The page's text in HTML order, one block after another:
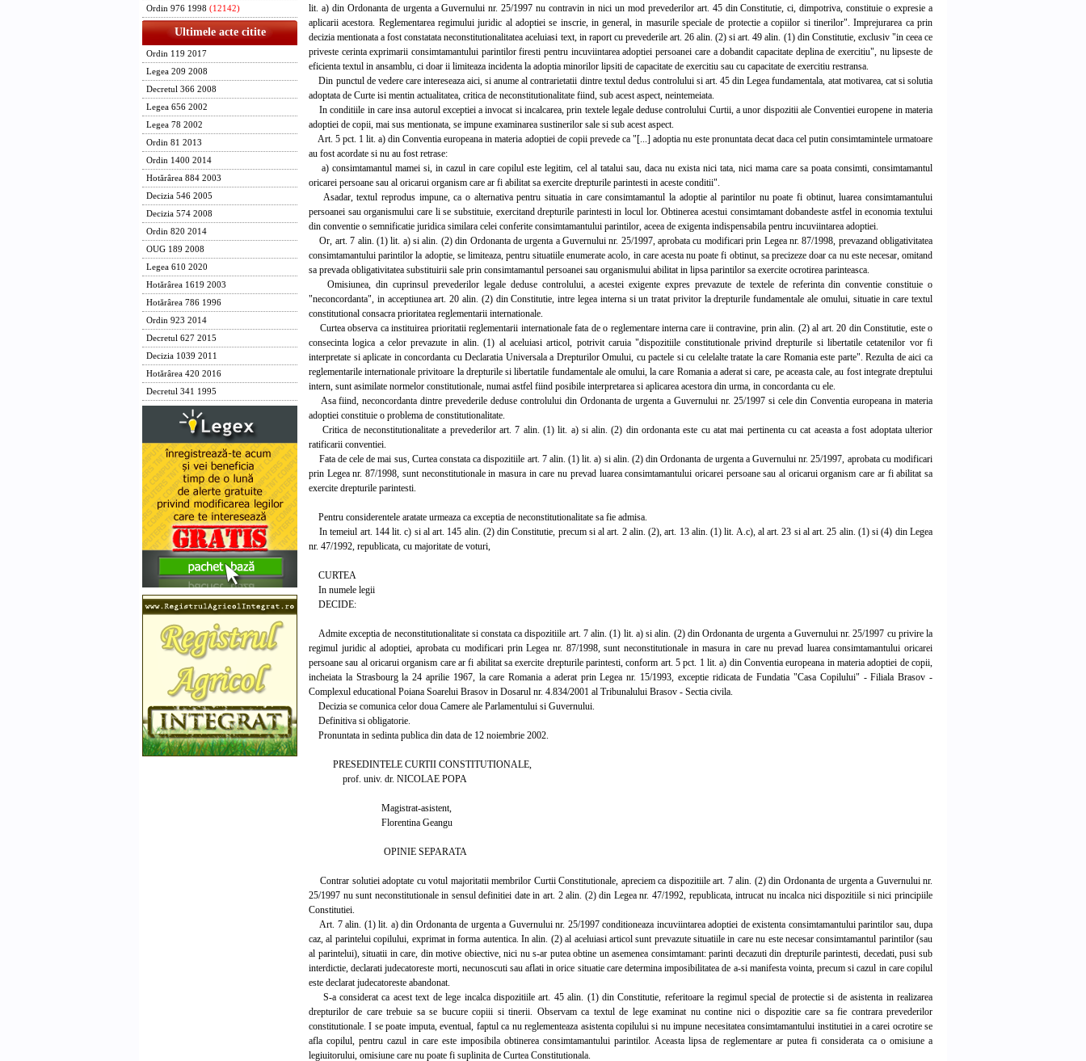
Ordin 976 1998 (12142)
Ultimele acte citite
Ordin 119 2017
Legea 209 2008
Decretul 366 2008
Legea 656 2002
Legea 78 2002
Ordin 81 2013
Ordin 1400 2014
Hotărârea 884 2003
Decizia 546 2005
Decizia 574 2008
Ordin 820 2014
OUG 189 2008
Legea 610 2020
Hotărârea 1619 2003
Hotărârea 786 1996
Ordin 923 2014
Decretul 627 2015
Decizia 1039 2011
Hotărârea 420 2016
Decretul 341 1995
lit. a) din Ordonanta de urgenta a Guvernului nr. 25/1997 nu contravin in nici un mod prevederilor art. 45 din Constitutie, ci, dimpotriva, constituie o expresie a
aplicarii acestora. Reglementarea regimului juridic al adoptiei se inscrie, in general, in masurile speciale de protectie a copiilor si tinerilor". Imprejurarea ca prin
decizia mentionata a fost constatata neconstitutionalitatea aceluiasi text, in raport cu prevederile art. 26 alin. (2) si art. 49 alin. (1) din Constitutie, exclusiv "in ceea ce
priveste cerinta exprimarii consimtamantului parintilor firesti pentru incuviintarea adoptiei persoanei care a dobandit capacitate deplina de exercitiu", nu lipseste de
eficienta textul in ansamblu, ci doar ii limiteaza incidenta la adoptia minorilor lipsiti de capacitate de exercitiu sau cu capacitate de exercitiu restransa.
Din punctul de vedere care intereseaza aici, si anume al contrarietatii dintre textul dedus controlului si art. 45 din Legea fundamentala, atat motivarea, cat si solutia
adoptata de Curte isi mentin actualitatea, critica de neconstitutionalitate fiind, sub acest aspect, neintemeiata.
In conditiile in care insa autorul exceptiei a invocat si incalcarea, prin textele legale deduse controlului Curtii, a unor dispozitii ale Conventiei europene in materia
adoptiei de copii, mai sus mentionata, se impune examinarea sustinerilor sale si sub acest aspect.
Art. 5 pct. 1 lit. a) din Conventia europeana in materia adoptiei de copii prevede ca "[...] adoptia nu este pronuntata decat daca cel putin consimtamintele urmatoare
au fost acordate si nu au fost retrase:
a) consimtamantul mamei si, in cazul in care copilul este legitim, cel al tatalui sau, daca nu exista nici tata, nici mama care sa poata consimti, consimtamantul
oricarei persoane sau al oricarui organism care ar fi abilitat sa exercite drepturile parintesti in aceste conditii".
Asadar, textul reprodus impune, ca o alternativa pentru situatia in care consimtamantul la adoptie al parintilor nu poate fi obtinut, luarea consimtamantului
persoanei sau organismului care li se substituie, exercitand drepturile parintesti in locul lor. Obtinerea acestui consimtamant dobandeste astfel in economia textului
din conventie o semnificatie juridica similara celei conferite consimtamantului parintilor, aceea de exigenta indispensabila pentru incuviintarea adoptiei.
Or, art. 7 alin. (1) lit. a) si alin. (2) din Ordonanta de urgenta a Guvernului nr. 25/1997, aprobata cu modificari prin Legea nr. 87/1998, prevazand obligativitatea
consimtamantului parintilor la adoptie, se limiteaza, pentru situatiile enumerate acolo, in care acesta nu poate fi obtinut, sa precizeze doar ca nu este necesar, omitand
sa prevada obligativitatea substituirii sale prin consimtamantul persoanei sau organismului abilitat in lipsa parintilor sa exercite ocrotirea parinteasca.
Omisiunea, din cuprinsul prevederilor legale deduse controlului, a acestei exigente expres prevazute de textele de referinta din conventie constituie o
"neconcordanta", in acceptiunea art. 20 alin. (2) din Constitutie, intre legea interna si un tratat privitor la drepturile fundamentale ale omului, situatie in care textul
constitutional consacra prioritatea reglementarii internationale.
Curtea observa ca instituirea prioritatii reglementarii internationale fata de o reglementare interna care ii contravine, prin alin. (2) al art. 20 din Constitutie, este o
consecinta logica a celor prevazute in alin. (1) al aceluiasi articol, potrivit caruia "dispozitiile constitutionale privind drepturile si libertatile cetatenilor vor fi
interpretate si aplicate in concordanta cu Declaratia Universala a Drepturilor Omului, cu pactele si cu celelalte tratate la care Romania este parte". Rezulta de aici ca
reglementarile internationale privitoare la drepturile si libertatile fundamentale ale omului, la care Romania a aderat si care, pe aceasta cale, au fost integrate dreptului
intern, sunt asimilate normelor constitutionale, numai astfel fiind posibile interpretarea si aplicarea acestora din urma, in concordanta cu ele.
Asa fiind, neconcordanta dintre prevederile deduse controlului din Ordonanta de urgenta a Guvernului nr. 25/1997 si cele din Conventia europeana in materia
adoptiei constituie o problema de constitutionalitate.
Critica de neconstitutionalitate a prevederilor art. 7 alin. (1) lit. a) si alin. (2) din ordonanta este cu atat mai pertinenta cu cat aceasta a fost adoptata ulterior
ratificarii conventiei.
Fata de cele de mai sus, Curtea constata ca dispozitiile art. 7 alin. (1) lit. a) si alin. (2) din Ordonanta de urgenta a Guvernului nr. 25/1997, aprobata cu modificari
prin Legea nr. 87/1998, sunt neconstitutionale in masura in care nu prevad luarea consimtamantului oricarei persoane sau al oricarui organism care ar fi abilitat sa
exercite drepturile parintesti.
Pentru considerentele aratate urmeaza ca exceptia de neconstitutionalitate sa fie admisa.
In temeiul art. 144 lit. c) si al art. 145 alin. (2) din Constitutie, precum si al art. 2 alin. (2), art. 13 alin. (1) lit. A.c), al art. 23 si al art. 25 alin. (1) si (4) din Legea
nr. 47/1992, republicata, cu majoritate de voturi,
CURTEA
In numele legii
DECIDE:
Admite exceptia de neconstitutionalitate si constata ca dispozitiile art. 7 alin. (1) lit. a) si alin. (2) din Ordonanta de urgenta a Guvernului nr. 25/1997 cu privire la
regimul juridic al adoptiei, aprobata cu modificari prin Legea nr. 87/1998, sunt neconstitutionale in masura in care nu prevad luarea consimtamantului oricarei
persoane sau al oricarui organism care ar fi abilitat sa exercite drepturile parintesti, conform art. 5 pct. 1 lit. a) din Conventia europeana in materia adoptiei de copii,
incheiata la Strasbourg la 24 aprilie 1967, la care Romania a aderat prin Legea nr. 15/1993, exceptie ridicata de Fundatia "Casa Copilului" - Filiala Brasov -
Complexul educational Poiana Soarelui Brasov in Dosarul nr. 4.834/2001 al Tribunalului Brasov - Sectia civila.
Decizia se comunica celor doua Camere ale Parlamentului si Guvernului.
Definitiva si obligatorie.
Pronuntata in sedinta publica din data de 12 noiembrie 2002.
PRESEDINTELE CURTII CONSTITUTIONALE,
prof. univ. dr. NICOLAE POPA
Magistrat-asistent,
Florentina Geangu
OPINIE SEPARATA
Contrar solutiei adoptate cu votul majoritatii membrilor Curtii Constitutionale, apreciem ca dispozitiile art. 7 alin. (2) din Ordonanta de urgenta a Guvernului nr.
25/1997 nu sunt neconstitutionale in sensul definitiei date in art. 2 alin. (2) din Legea nr. 47/1992, republicata, intrucat nu incalca nici dispozitiile si nici principiile
Constitutiei.
Art. 7 alin. (1) lit. a) din Ordonanta de urgenta a Guvernului nr. 25/1997 conditioneaza incuviintarea adoptiei de existenta consimtamantului parintilor sau, dupa
caz, al parintelui copilului, exprimat in forma autentica. In alin. (2) al aceluiasi articol sunt prevazute situatiile in care nu este necesar consimtamantul parintilor (sau
al parintelui), situatii in care, din motive obiective, nici nu s-ar putea obtine un asemenea consimtamant: parinti decazuti din drepturile parintesti, decedati, pusi sub
interdictie, declarati judecatoreste morti, necunoscuti sau aflati in orice situatie care determina imposibilitatea de a-si manifesta vointa, precum si cazul in care copilul
este declarat judecatoreste abandonat.
S-a considerat ca acest text de lege incalca dispozitiile art. 45 alin. (1) din Constitutie, referitoare la regimul special de protectie si de asistenta in realizarea
drepturilor de care trebuie sa se bucure copiii si tinerii. Observam ca textul de lege examinat nu contine nici o dispozitie care sa fie contrara prevederilor
constitutionale. I se poate imputa, eventual, faptul ca nu reglementeaza asistenta copilului si nu impune necesitatea consimtamantului institutiei in a carei ocrotire se
afla copilul, pentru cazul in care este imposibila obtinerea consimtamantului parintilor. Aceasta lipsa de reglementare ar putea fi considerata ca o omisiune a
legiuitorului, omisiune care nu poate fi suplinita de Curtea Constitutionala.